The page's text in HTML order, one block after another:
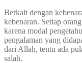
Berkait dengan
kebenaran. Setiap
karena modal
pengalaman yang
dari Allah, tentu ada
salah.